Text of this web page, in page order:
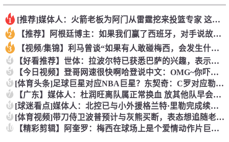
1 [推荐]媒体人：火箭老板为阿门从雷霆挖来投篮专家 这次真是慷
2 【推荐】阿根廷博主：如果我们赢了西班牙，对手说故意放水，我们
3 【视频/集锦】利马曾谈“如果有人敢碰梅西，会发生什么”：这种
4 【好看推荐】世体：拉波尔特已获悉巴萨的兴趣，表示一切交由毕巴
5 【今日视频】登哥网速很快啊哈登说中文：OMG~你吓到我了~
6 [体育头条]足球巨星对应NBA巨星？东契奇：C罗对应勒布朗，
7 【广东】媒体人：杜润旺离队属正常换血 放其他队早会让他兼助教
8 [球迷看点]媒体人：北控已与小外援格兰特·里勒完成续约 大外
9 [体育视频]带刀侍卫波普预计与灰熊买断，表态想追随老詹去到新
10 【精彩剪辑】阿奎罗：梅西在球场上是个爱情动作片巨星，把所有人